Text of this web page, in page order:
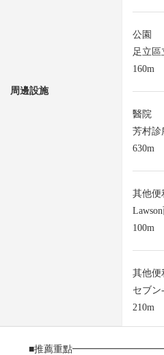
周邊設施
公園
足立
160m
醫院
芳村診
630m
其他便
100m
其他便
セブン
210m
■推薦重點